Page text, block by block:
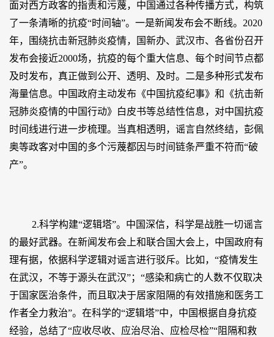
面对西方政客的指责和污蔑，中国通过各种传播方式，构筑
了一条清晰的抗疫“时间轴”。一是新闻发布会不断线。2020
年，围绕抗击新冠肺炎疫情，国新办、武汉市、各省份召开
发布会接近2000场，抗疫的每个重大信息、每个时间节点都
及时发布，真正做到公开、透明、及时。二是多种形式发布
海量信息。中国政府主动发布《中国抗疫纪事》和《抗击新
冠肺炎疫情的中国行动》白皮书等总结性信息，对中国抗疫
时间线进行进一步梳理。当真相透明，谣言自然终结，彭佩
奥等政客对中国的多个污蔑都因与时间链条严重不符而“破
产”。
2.科学构建“逻辑塔”。中国深信，科学是战胜一切谣言
的最好武器。在新闻发布会上和联合国大会上，中国政府有
理有据，依据科学逻辑对谣言进行驳斥。比如，“疫情发生
在武汉，不等于源头在武汉”；“感染和病亡的人数不仅取决
于国家医治条件，而且取决于居家阻隔的有效措施和医务工
作者全力救治”。在科学的“逻辑塔”中，中国根据自身抗疫
经验，总结了“应收尽收、应治尽治、应检尽检”“阻隔和救